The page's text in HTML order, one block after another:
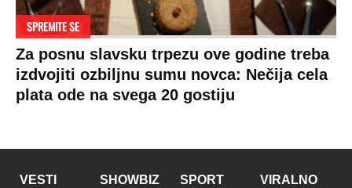
SPREMITE SE
Za posnu slavsku trpezu ove godine treba
izdvojiti ozbiljnu sumu novca: Nečija cela
plata ode na svega 20 gostiju
VESTI SHOWBIZ SPORT VIRALNO